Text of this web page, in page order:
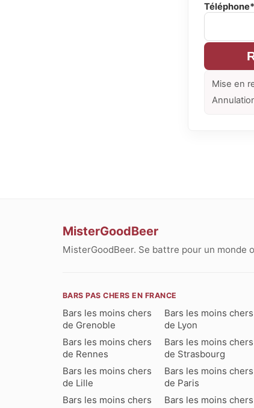
Téléphone*
Mise en
MisterGoodBeer
MisterGoodBeer. Se battre pour un monde
BARS PAS CHERS EN FRANCE
Bars les moins chers
de Grenoble
Bars les moins chers
de Lyon
Bars les moins chers
de Rennes
Bars les moins chers
de Strasbourg
Bars les moins chers
de Lille
Bars les moins chers
de Paris
Bars les moins chers
Bars les moins chers